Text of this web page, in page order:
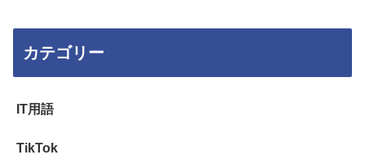
カテゴリー
IT用語
TikTok